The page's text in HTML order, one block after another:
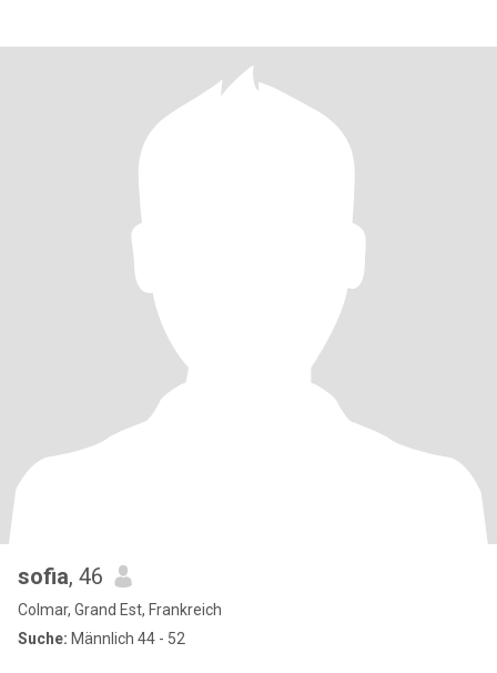
sofia, 46
Colmar, Grand Est, Frankreich
Suche: Männlich 44 - 52